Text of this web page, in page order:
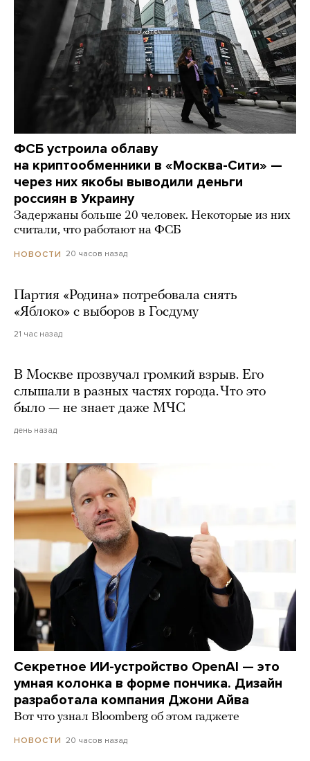
ФСБ устроила облаву
на криптообменники в «Москва-Сити» —
через них якобы выводили деньги
россиян в Украину
Задержаны больше 20 человек. Некоторые из них
считали, что работают на ФСБ
НОВОСТИ 20 часов назад
Партия «Родина» потребовала снять
«Яблоко» с выборов в Госдуму
21 час назад
В Москве прозвучал громкий взрыв. Его
слышали в разных частях города. Что это
было — не знает даже МЧС
день назад
Секретное ИИ-устройство OpenAI — это
умная колонка в форме пончика. Дизайн
разработала компания Джони Айва
Вот что узнал Bloomberg об этом гаджете
НОВОСТИ 20 часов назад